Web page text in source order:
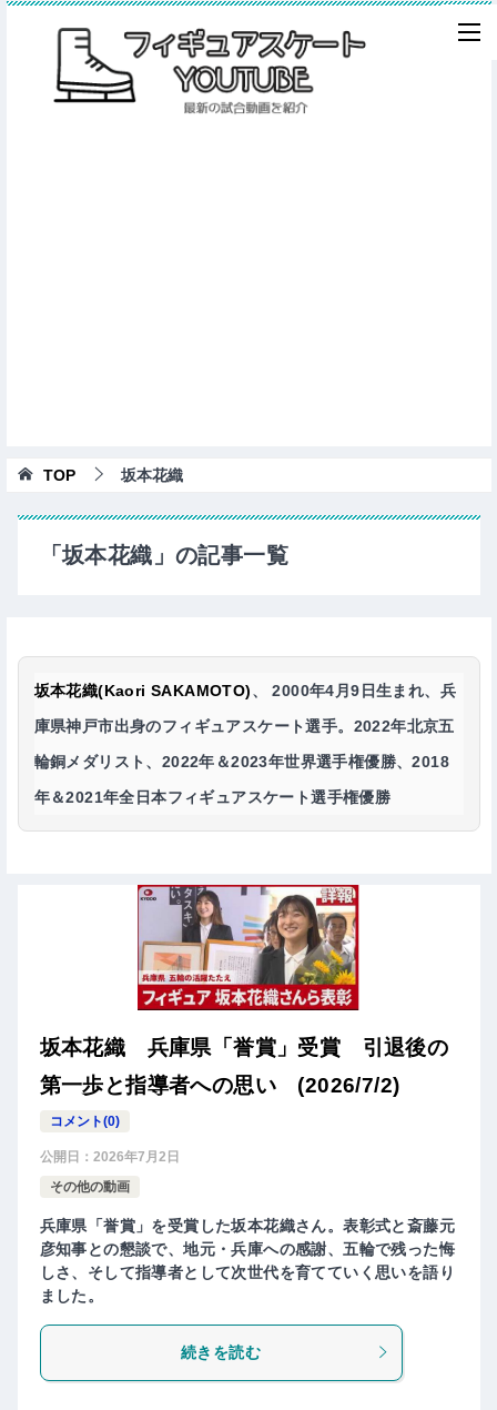
TOP 坂本花織
「坂本花織」の記事一覧
坂本花織(Kaori SAKAMOTO)、 2000年4月9日生まれ、兵
庫県神戸市出身のフィギュアスケート選手。2022年北京五
輪銅メダリスト、2022年＆2023年世界選手権優勝、2018
年＆2021年全日本フィギュアスケート選手権優勝
坂本花織 兵庫県「誉賞」受賞 引退後の
第一歩と指導者への思い (2026/7/2)
コメント(0)
公開日： 2026年7月2日
その他の動画
兵庫県「誉賞」を受賞した坂本花織さん。表彰式と斎藤元
彦知事との懇談で、地元・兵庫への感謝、五輪で残った悔
しさ、そして指導者として次世代を育てていく思いを語り
ました。
続きを読む